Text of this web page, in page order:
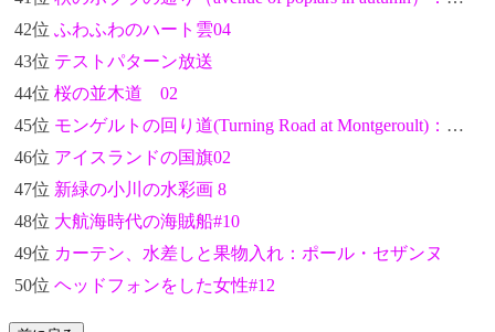
42位 ふわふわのハート雲04
43位 テストパターン放送
44位 桜の並木道 02
45位 モンゲルトの回り道(Turning Road at Montgeroult)：ポール・セザンヌ
46位 アイスランドの国旗02
47位 新緑の小川の水彩画 8
48位 大航海時代の海賊船#10
49位 カーテン、水差しと果物入れ：ポール・セザンヌ
50位 ヘッドフォンをした女性#12